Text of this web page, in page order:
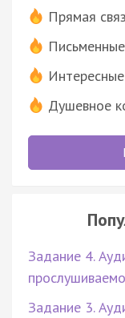
Прямая
Душевное
Задание 4.
Задание 3.